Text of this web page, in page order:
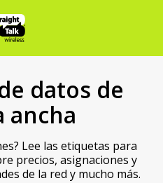
datos de
ancha
Lee las etiquetas para
precios, asignaciones y
de la red y mucho más.